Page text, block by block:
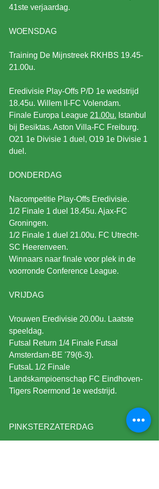
41ste verjaardag.
WOENSDAG
Training De Mijnstreek RKHBS 19.45-
21.00u.
Eredivisie Play-Offs P/D 1e wedstrijd
18.45u. Willem II-FC Volendam.
Finale Europa League 21.00u. Istanbul
bij Besiktas. Aston Villa-FC Freiburg.
O21 1e Divisie 1 duel, O19 1e Divisie 1
duel.
DONDERDAG
Nacompetitie Play-Offs Eredivisie.
1/2 Finale 1 duel 18.45u. Ajax-FC
Groningen.
1/2 Finale 1 duel 21.00u. FC Utrecht-
SC Heerenveen.
Winnaars naar finale voor plek in de
voorronde Conference League.
VRIJDAG
Vrouwen Eredivisie 20.00u. Laatste
speeldag.
Futsal Return 1/4 Finale Futsal
Amsterdam-BE '79(6-3).
FutsaL 1/2 Finale
Landskampioenschap FC Eindhoven-
Tigers Roermond 1e wedstrijd.
PINKSTERZATERDAG